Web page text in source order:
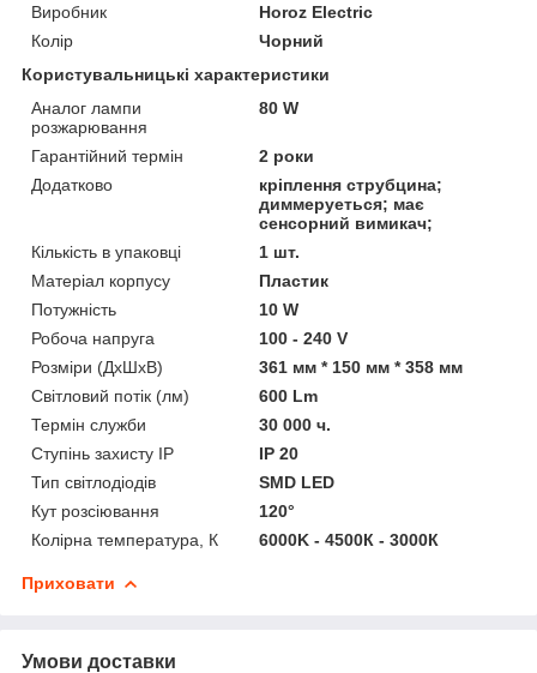
Виробник
Horoz Electric
Колір
Чорний
Користувальницькі характеристики
Аналог лампи
розжарювання
80 W
Гарантійний термін
2 роки
Додатково
кріплення струбцина;
диммеруеться; має
сенсорний вимикач;
Кількість в упаковці
1 шт.
Матеріал корпусу
Пластик
Потужність
10 W
Робоча напруга
100 - 240 V
Розміри (ДхШхВ)
361 мм * 150 мм * 358 мм
Світловий потік (лм)
600 Lm
Термін служби
30 000 ч.
Ступінь захисту IP
IP 20
Тип світлодіодів
SMD LED
Кут розсіювання
120°
Колірна температура, К
6000K - 4500К - 3000К
Приховати
Умови доставки